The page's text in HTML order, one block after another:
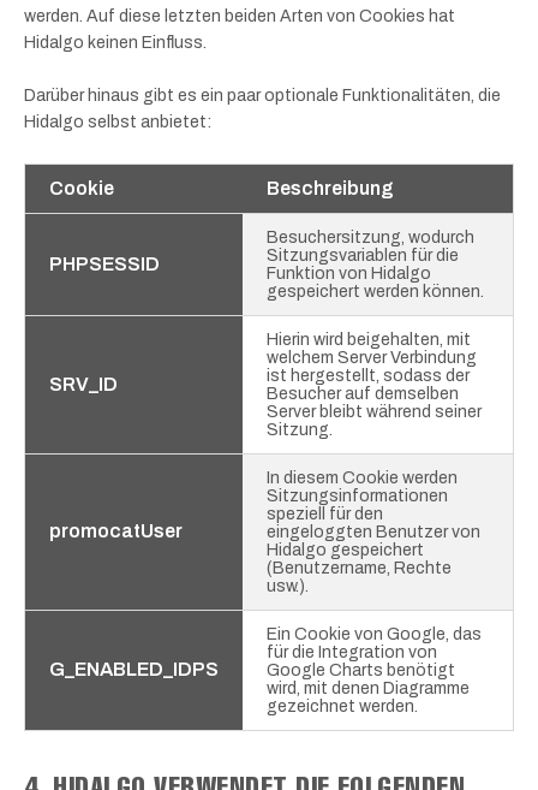
werden. Auf diese letzten beiden Arten von Cookies hat
Hidalgo keinen Einfluss.
Darüber hinaus gibt es ein paar optionale Funktionalitäten, die
Hidalgo selbst anbietet:
Cookie Beschreibung
PHPSESSID
Besuchersitzung, wodurch
Sitzungsvariablen für die
Funktion von Hidalgo
gespeichert werden können.
SRV_ID
Hierin wird beigehalten, mit
welchem Server Verbindung
ist hergestellt, sodass der
Besucher auf demselben
Server bleibt während seiner
Sitzung.
promocatUser
In diesem Cookie werden
Sitzungsinformationen
speziell für den
eingeloggten Benutzer von
Hidalgo gespeichert
(Benutzername, Rechte
usw.).
G_ENABLED_IDPS
Ein Cookie von Google, das
für die Integration von
Google Charts benötigt
wird, mit denen Diagramme
gezeichnet werden.